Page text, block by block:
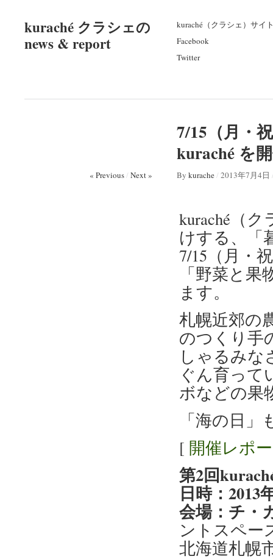
kuraché クラシェの
news & report
kuraché（クラシェ）サイ
Facebook
Twitter
7/15（月・
kuraché を
« Previous/ Next » By kurache/ 2013年7月4日
kuraché（
けする、「
7/15（月・
「野菜と
ます。
札幌近郊の
のつくり手
しゃるみな
ぐん育って
ボなどの果
「海の日
[ 開催レポ
第2回
日時：2013
会場：チ・
ントスペー
北海道札幌